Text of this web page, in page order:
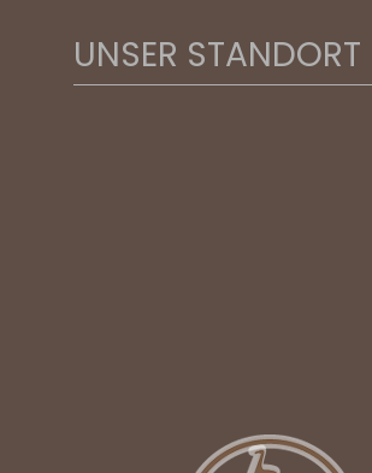
UNSER STANDORT